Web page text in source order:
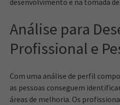
desenvolvimento e na tomada de
Análise para
Profissional e
Com uma análise de perfil
as pessoas conseguem
áreas de melhoria. Os